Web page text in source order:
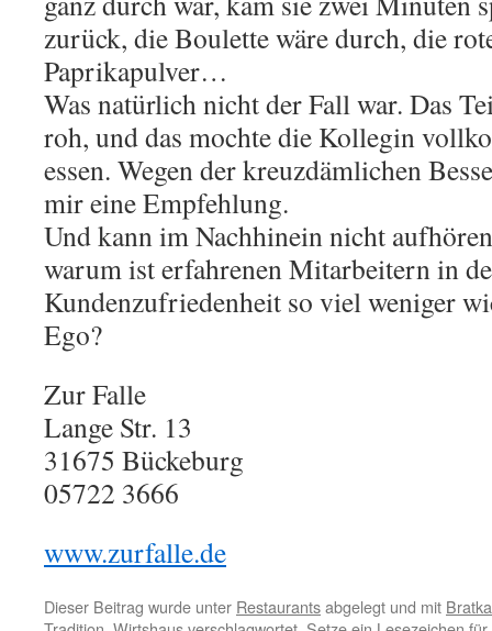
zurück, die Boulette wäre durch, die
Paprikapulver…
Was natürlich nicht der Fall war. Das
roh, und das mochte die Kollegin
essen. Wegen der kreuzdämlichen
mir eine Empfehlung.
Und kann im Nachhinein nicht
warum ist erfahrenen Mitarbeitern in
Kundenzufriedenheit so viel weniger
Ego?
Zur Falle
Lange Str. 13
31675 Bückeburg
05722 3666
www.zurfalle.de
Dieser Beitrag wurde unter Restaurantsabgelegt und mit